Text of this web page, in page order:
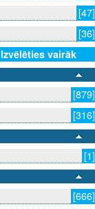
[47]
[36]
Izvēlēties vairāk
[879]
[316]
[1]
[666]